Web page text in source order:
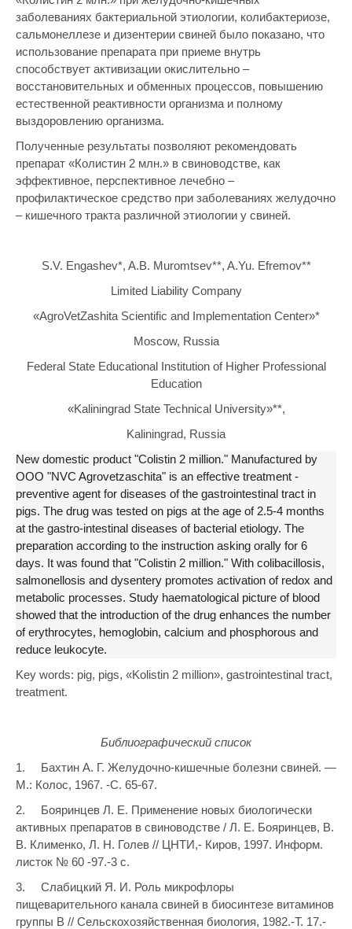
заболеваниях бактериальной этиологии, колибактериозе,
сальмонеллезе и дизентерии свиней было показано, что
использование препарата при приеме внутрь
способствует активизации окислительно –
восстановительных и обменных процессов, повышению
естественной реактивности организма и полному
выздоровлению организма.
Полученные результаты позволяют рекомендовать
препарат «Колистин 2 млн.» в свиноводстве, как
эффективное, перспективное лечебно –
профилактическое средство при заболеваниях желудочно
– кишечного тракта различной этиологии у свиней.
S.V. Engashev*, A.B. Muromtsev**, A.Yu. Efremov**
Limited Liability Company
«AgroVetZashita Scientific and Implementation Center»*
Moscow, Russia
Federal State Educational Institution of Higher Professional
Education
«Kaliningrad State Technical University»**,
Kaliningrad, Russia
New domestic product "Colistin 2 million." Manufactured by
OOO "NVC Agrovetzaschita" is an effective treatment -
preventive agent for diseases of the gastrointestinal tract in
pigs. The drug was tested on pigs at the age of 2.5-4 months
at the gastro-intestinal diseases of bacterial etiology. The
preparation according to the instruction asking orally for 6
days. It was found that "Colistin 2 million." With colibacillosis,
salmonellosis and dysentery promotes activation of redox and
metabolic processes. Study haematological picture of blood
showed that the introduction of the drug enhances the number
of erythrocytes, hemoglobin, calcium and phosphorous and
reduce leukocyte.
Key words: pig, pigs, «Kolistin 2 million», gastrointestinal tract,
treatment.
Библиографический список
1. Бахтин А. Г. Желудочно-кишечные болезни свиней. —
М.: Колос, 1967. -С. 65-67.
2. Бояринцев Л. Е. Применение новых биологически
активных препаратов в свиноводстве / Л. Е. Бояринцев, В.
В. Клименко, Л. Н. Голев // ЦНТИ,- Киров, 1997. Информ.
листок № 60 -97.-3 с.
3. Слабицкий Я. И. Роль микрофлоры
пищеварительного канала свиней в биосинтезе витаминов
группы В // Сельскохозяйственная биология, 1982.-Т. 17.-